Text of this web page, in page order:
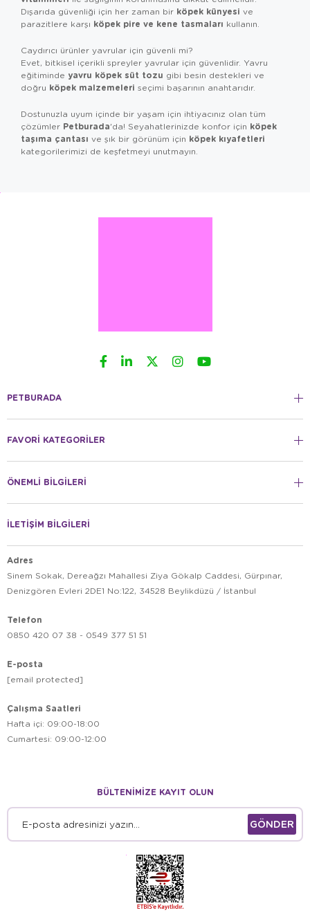
Dışarıda güvenliği için her zaman bir köpek künyesi ve
parazitlere karşı köpek pire ve kene tasmaları kullanın.
Caydırıcı ürünler yavrular için güvenli mi?
Evet, bitkisel içerikli spreyler yavrular için güvenlidir. Yavru
eğitiminde yavru köpek süt tozu gibi besin destekleri ve
doğru köpek malzemeleri seçimi başarının anahtarıdır.
Dostunuzla uyum içinde bir yaşam için ihtiyacınız olan tüm
çözümler Petburada'da! Seyahatlerinizde konfor için köpek
taşıma çantası ve şık bir görünüm için köpek kıyafetleri
kategorilerimizi de keşfetmeyi unutmayın.
PETBURADA
FAVORİ KATEGORİLER
ÖNEMLİ BİLGİLERİ
İLETİŞİM BİLGİLERİ
Adres
Sinem Sokak, Dereağzı Mahallesi Ziya Gökalp Caddesi, Gürpınar,
Denizgören Evleri 2DE1 No:122, 34528 Beylikdüzü / İstanbul
Telefon
0850 420 07 38 - 0549 377 51 51
E-posta
[email protected]
Çalışma Saatleri
Hafta içi: 09:00-18:00
Cumartesi: 09:00-12:00
BÜLTENİMİZE KAYIT OLUN
GÖNDER